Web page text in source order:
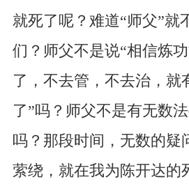
就死了呢？难道“师父”就
们？师父不是说“相信炼
了，不去管，不去治，就
了”吗？师父不是有无数
吗？那段时间，无数的疑
萦绕，就在我为陈开达的